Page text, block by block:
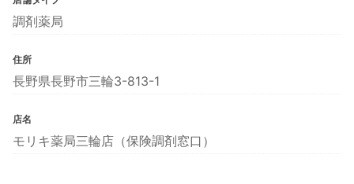
調剤薬局
住所
長野県長野市三輪3-813-1
店名
モリキ薬局三輪店（保険調剤窓口）